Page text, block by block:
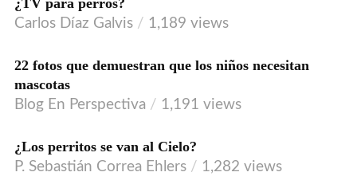
¿TV para perros?
Carlos Díaz Galvis 1,189 views
22 fotos que demuestran que los niños necesitan
mascotas
Blog En Perspectiva 1,191 views
VIDEO
¿Los perritos se van al Cielo?
P. Sebastián Correa Ehlers 1,282 views